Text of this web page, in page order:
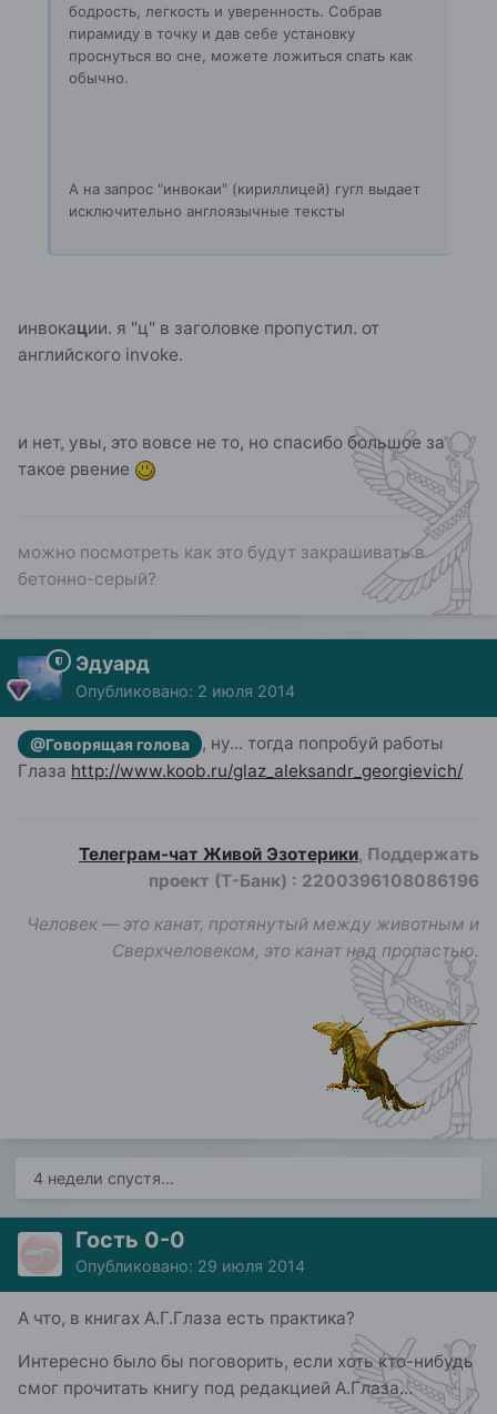
бодрость, легкость и уверенность. Собрав
пирамиду в точку и дав себе установку
проснуться во сне, можете ложиться спать как
обычно.
А на запрос "инвокаи" (кириллицей) гугл выдает
исключительно англоязычные тексты
инвокации. я "ц" в заголовке пропустил. от
английского invoke.
и нет, увы, это вовсе не то, но спасибо большое за
такое рвение
можно посмотреть как это будут закрашивать в
бетонно-серый?
Эдуард
Опубликовано: 2 июля 2014
@Говорящая голова
, ну... тогда попробуй работы
Глаза http://www.koob.ru/glaz_aleksandr_georgievich/
Телеграм-чат Живой Эзотерики, Поддержать
проект (Т-Банк) : 2200396108086196
Человек — это канат, протянутый между животным и
Сверхчеловеком, это канат над пропастью.
4 недели спустя...
Гость 0-0
Опубликовано: 29 июля 2014
А что, в книгах А.Г.Глаза есть практика?
Интересно было бы поговорить, если хоть кто-нибудь
смог прочитать книгу под редакцией А.Глаза...